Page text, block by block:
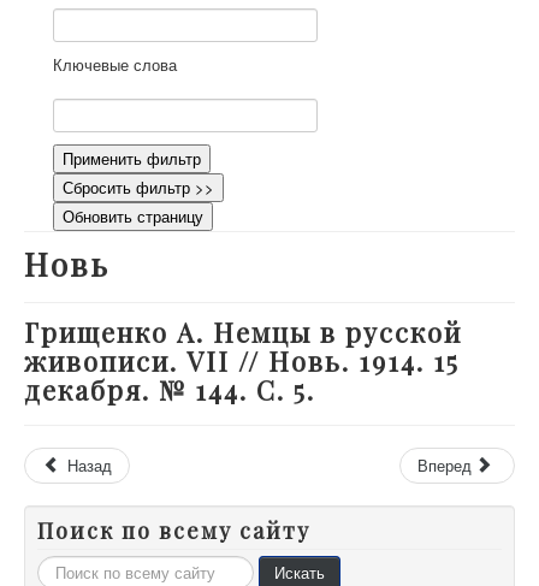
Как работать с сайтом
Контакты
Ключевые слова
Применить фильтр
Сбросить фильтр >>
Обновить страницу
Новь
Грищенко А. Немцы в русской
живописи. VII // Новь. 1914. 15
декабря. № 144. С. 5.
Назад Вперед
Поиск по всему сайту
Искать... Искать